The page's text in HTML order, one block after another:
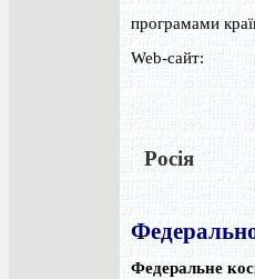
програмами
Web-сайт:
Росія
Федеральне